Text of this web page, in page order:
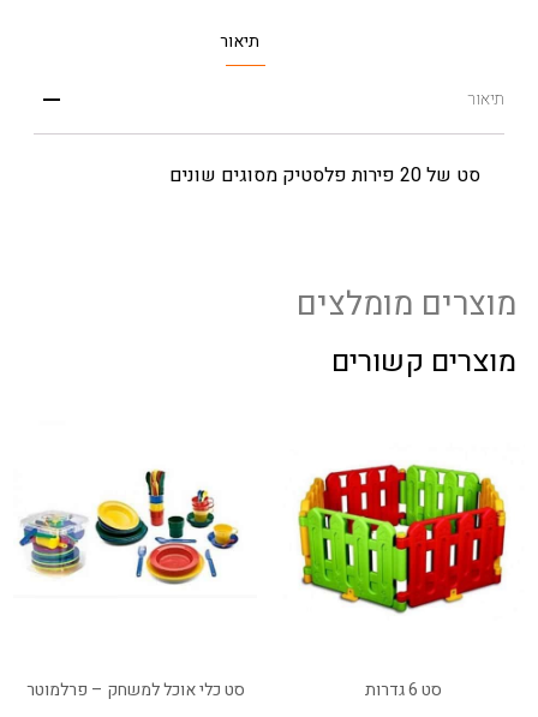
תיאור
תיאור
סט של 20 פירות פלסטיק מסוגים שונים
מוצרים מומלצים
מוצרים קשורים
סט 6 גדרות סט כלי אוכל למשחק – פרלמוטר